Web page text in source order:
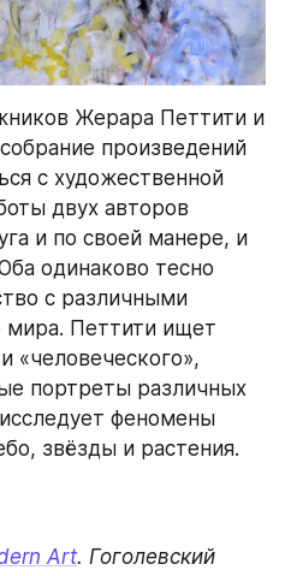
Жерара Петтити и
произведений
с художественной
двух авторов
и по своей манере, и
одинаково тесно
с различными
мира. Петтити ищет
«человеческого»,
портреты различных
феномены
звёзды и растения.
Art. Гоголевский